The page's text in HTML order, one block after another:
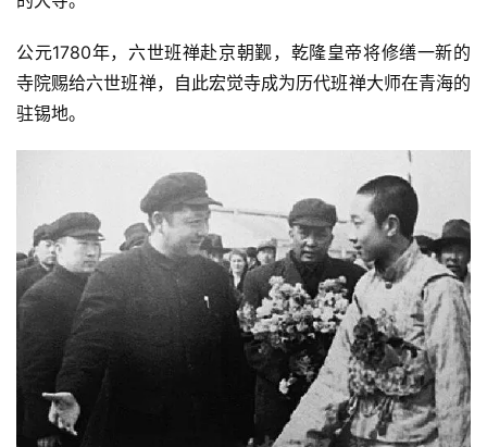
公元1780年，六世班禅赴京朝觐，乾隆皇帝将修缮一新的
寺院赐给六世班禅，自此宏觉寺成为历代班禅大师在青海的
驻锡地。